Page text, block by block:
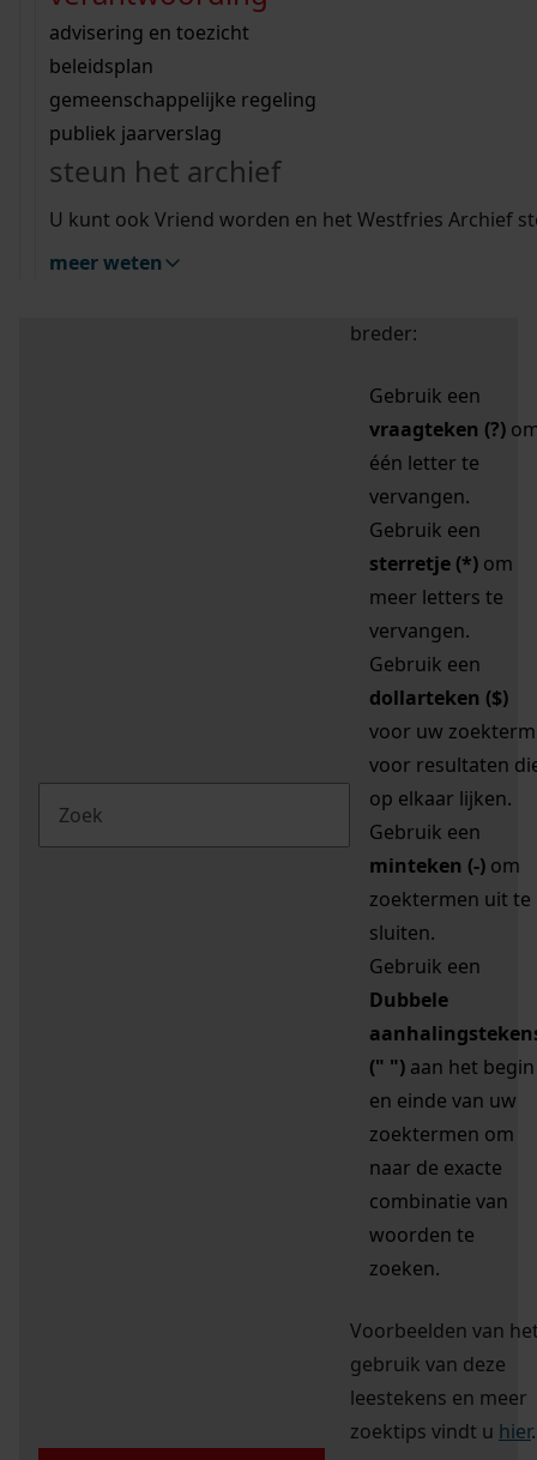
bouwvergunningen
omgevingsvergunningen
vergunningen
beeld en geluid
uitleg nodig?
Wij helpen u op weg met een aantal zoektips.
bekijk alle zoektips
Wij helpen u op weg met een aantal zoektips.
bekijk alle zoektips
bekijk ons geschiedenislokaal
advisering en toezicht
beleidsplan
gemeenschappelijke regeling
publiek jaarverslag
steun het archief
U kunt ook Vriend worden en het Westfries Archief
meer weten
zoektips
Mijn Studiezaal (inloggen)
uw zoekopdracht te
breder:
Gebruik een
vraagteken (?)
één letter te
vervangen.
Gebruik een
sterretje (*) om
meer letters te
vervangen.
Gebruik een
dollarteken ($)
voor uw zoekterm
voor resultaten
op elkaar lijken.
Gebruik een
minteken (-) om
zoektermen uit te
sluiten.
Gebruik een
Dubbele
(" ") aan het begin
en einde van uw
zoektermen om
naar de exacte
combinatie van
woorden te
zoeken.
Voorbeelden van
gebruik van deze
leestekens en meer
zoektips vindt u hier.